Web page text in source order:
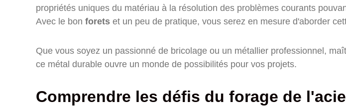
propriétés uniques du matériau à la résolution des problèmes courants
Avec le bon forets et un peu de pratique, vous serez en mesure d'aborder
Que vous soyez un passionné de bricolage ou un métallier professionnel,
ce métal durable ouvre un monde de possibilités pour vos projets.
Comprendre les défis du forage de